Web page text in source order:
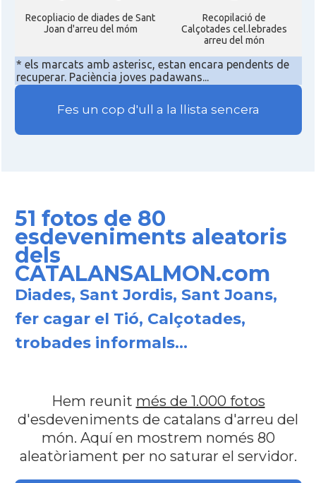
Recopliacio de diades de Sant
Joan d'arreu del móm
Recopilació de
Calçotades cel.lebrades
arreu del món
* els marcats amb asterisc, estan encara pendents de
recuperar. Paciència joves padawans...
Fes un cop d'ull a la llista sencera
51 fotos de 80
esdeveniments aleatoris
dels
CATALANSALMON.com
Diades, Sant Jordis, Sant Joans,
fer cagar el Tió, Calçotades,
trobades informals...
Hem reunit més de 1.000 fotos
d'esdeveniments de catalans d'arreu del
món. Aquí en mostrem només 80
aleatòriament per no saturar el servidor.